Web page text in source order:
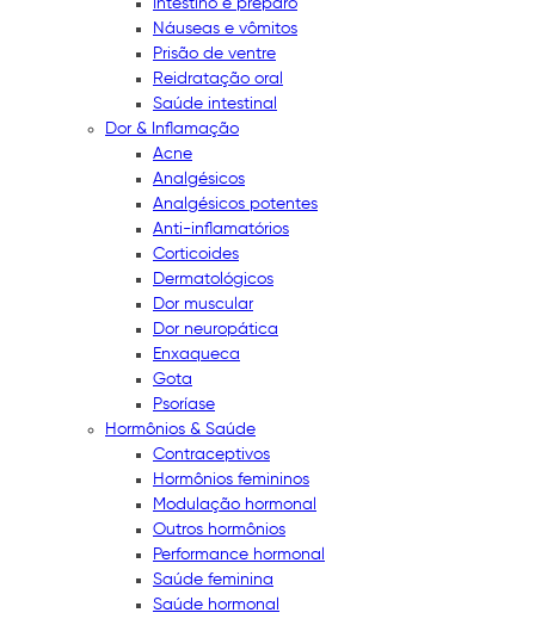
Intestino e preparo
Náuseas e vômitos
Prisão de ventre
Reidratação oral
Saúde intestinal
Dor & Inflamação
Acne
Analgésicos
Analgésicos potentes
Anti-inflamatórios
Corticoides
Dermatológicos
Dor muscular
Dor neuropática
Enxaqueca
Gota
Psoríase
Hormônios & Saúde
Contraceptivos
Hormônios femininos
Modulação hormonal
Outros hormônios
Performance hormonal
Saúde feminina
Saúde hormonal